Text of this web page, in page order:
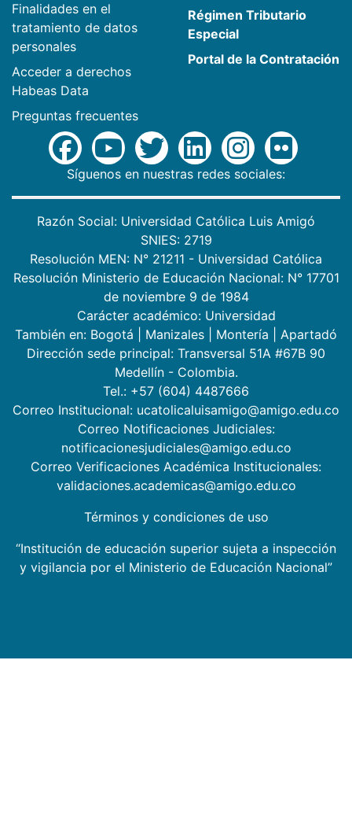
Finalidades en el
tratamiento de datos
personales
Acceder a derechos
Habeas Data
Preguntas frecuentes
Régimen Tributario
Especial
Portal de la Contratación
Síguenos en nuestras redes sociales:
Razón Social: Universidad Católica Luis Amigó
SNIES: 2719
Resolución MEN: N° 21211 - Universidad Católica
Resolución Ministerio de Educación Nacional: N° 17701
de noviembre 9 de 1984
Carácter académico: Universidad
También en: Bogotá Manizales Montería
Apartadó
Dirección sede principal: Transversal 51A #67B 90
Medellín - Colombia.
Tel.: +57 (604) 4487666
Correo Institucional: ucatolicaluisamigo@amigo.edu.co
Correo Notificaciones Judiciales:
notificacionesjudiciales@amigo.edu.co
Correo Verificaciones Académica Institucionales:
validaciones.academicas@amigo.edu.co
Términos y condiciones de uso
“Institución de educación superior sujeta a inspección
y vigilancia por el Ministerio de Educación Nacional”